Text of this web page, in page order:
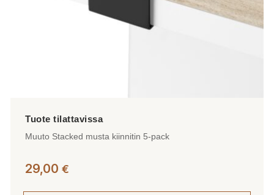
Muuto Stacked musta kiinnitin 5-pack
29,00 €